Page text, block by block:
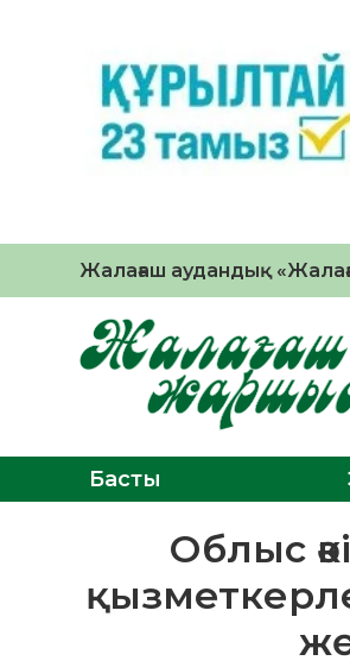
Жалағаш аудандық
Басты
Облыс